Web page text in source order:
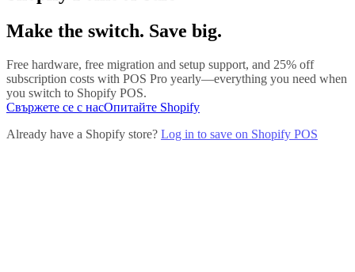
Make the switch. Save big.
Free hardware, free migration and setup support, and 25% off
subscription costs with POS Pro yearly—everything you need when
you switch to Shopify POS.
Свържете се с насОпитайте Shopify
Already have a Shopify store? Log in to save on Shopify POS